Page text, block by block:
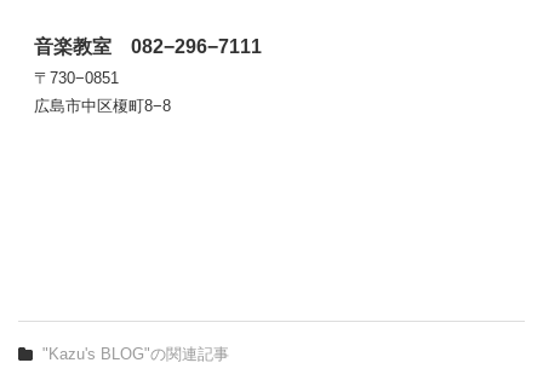
音楽教室 082−296−7111
〒730−0851
広島市中区榎町8−8
"Kazu's BLOG"の関連記事